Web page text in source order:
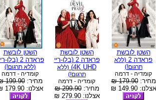
השטן לובשת
פראדה 2
(ללא
תרגום!)
קומדיה - דרמה
מחיר:179.90 ₪
אצלנו: 149.90 ₪
השטן לובשת
פראדה 2 (בלו-ריי
4K UHD) (ללא
תרגום!)
קומדיה - דרמה
מחיר:299.90 ₪
אצלנו: 279.90 ₪
השטן לובשת
פראדה 2 (בלו-ריי)
(ללא תרגום!)
קומדיה - דרמה
מחיר:199.90 ₪
אצלנו: 179.90 ₪